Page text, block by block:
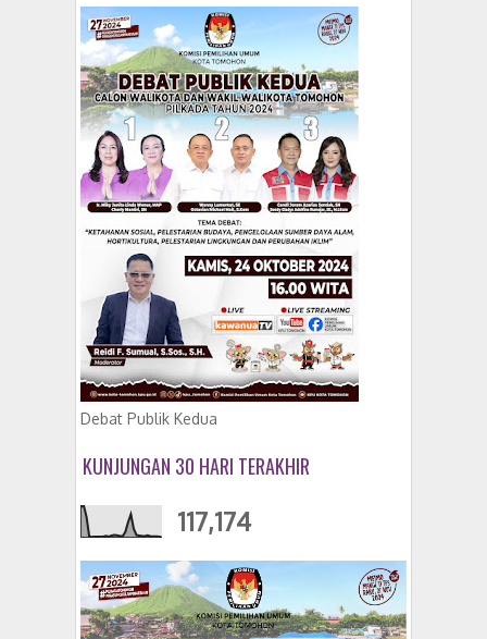
Debat Publik Kedua
KUNJUNGAN 30 HARI TERAKHIR
117,174